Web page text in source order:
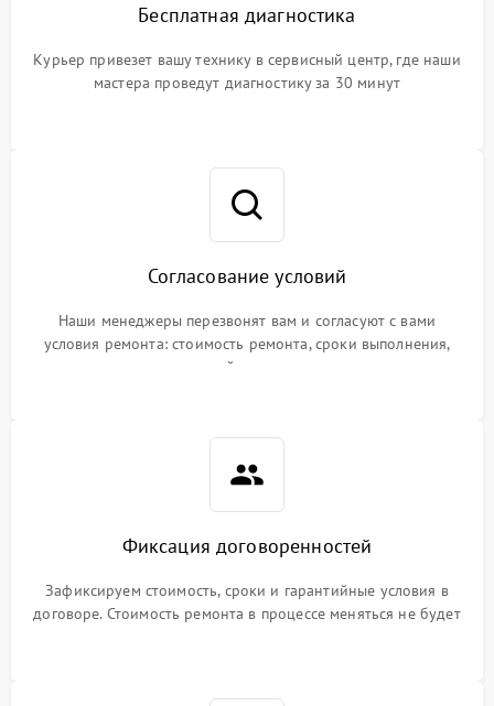
Бесплатная диагностика
Курьер привезет вашу технику в сервисный центр, где наши
мастера проведут диагностику за 30 минут
Согласование условий
Наши менеджеры перезвонят вам и согласуют с вами
условия ремонта: стоимость ремонта, сроки выполнения,
гарантийные условия
Фиксация договоренностей
Зафиксируем стоимость, сроки и гарантийные условия в
договоре. Стоимость ремонта в процессе меняться не будет